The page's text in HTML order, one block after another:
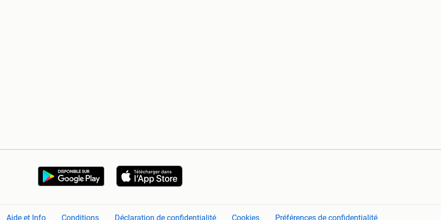
Aide et Info Conditions Déclaration de confidentialité Cookies Préférences de confidentialité